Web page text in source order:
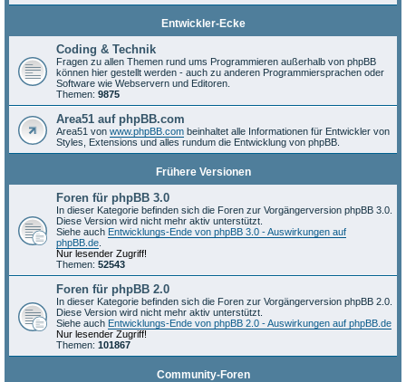
Entwickler-Ecke
Coding & Technik
Fragen zu allen Themen rund ums Programmieren außerhalb von phpBB
können hier gestellt werden - auch zu anderen Programmiersprachen oder
Software wie Webservern und Editoren.
Themen: 9875
Area51 auf phpBB.com
Area51 von www.phpBB.com beinhaltet alle Informationen für Entwickler von
Styles, Extensions und alles rundum die Entwicklung von phpBB.
Frühere Versionen
Foren für phpBB 3.0
In dieser Kategorie befinden sich die Foren zur Vorgängerversion phpBB 3.0.
Diese Version wird nicht mehr aktiv unterstützt.
Siehe auch Entwicklungs-Ende von phpBB 3.0 - Auswirkungen auf
phpBB.de
Nur lesender Zugriff!
Themen: 52543
Foren für phpBB 2.0
In dieser Kategorie befinden sich die Foren zur Vorgängerversion phpBB 2.0.
Diese Version wird nicht mehr aktiv unterstützt.
Siehe auch Entwicklungs-Ende von phpBB 2.0 - Auswirkungen auf phpBB.de
Nur lesender Zugriff!
Themen: 101867
Community-Foren